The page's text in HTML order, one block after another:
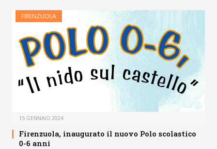
FIRENZUOLA
15 GENNAIO 2024
Firenzuola, inaugurato il nuovo Polo scolastico
0-6 anni